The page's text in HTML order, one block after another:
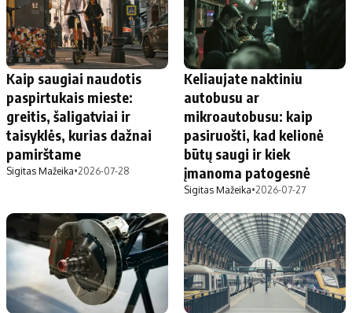
Kaip saugiai naudotis
paspirtukais mieste:
greitis, šaligatviai ir
taisyklės, kurias dažnai
pamirštame
Sigitas Mažeika•2026-07-28
Keliaujate naktiniu
autobusu ar
mikroautobusu: kaip
pasiruošti, kad kelionė
būtų saugi ir kiek
įmanoma patogesnė
Sigitas Mažeika•2026-07-27